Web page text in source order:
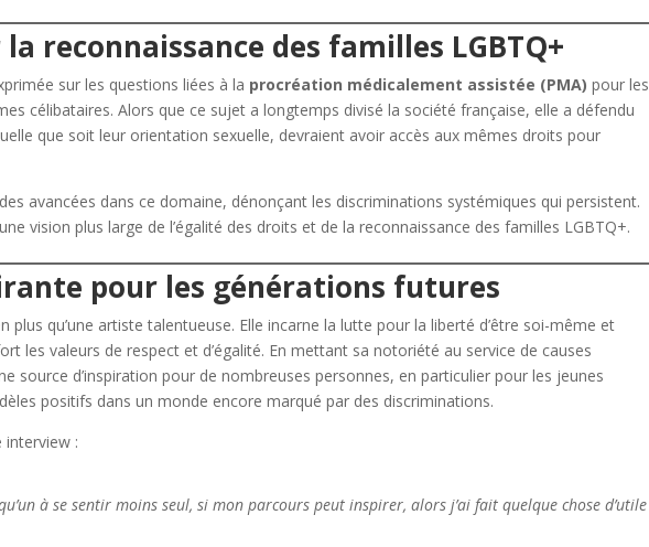
reconnaissance des familles LGBTQ+
sur les questions liées à la procréation médicalement assistée (PMA) pour les
célibataires. Alors que ce sujet a longtemps divisé la société française, elle a défendu
que soit leur orientation sexuelle, devraient avoir accès aux mêmes droits pour
avancées dans ce domaine, dénonçant les discriminations systémiques qui persistent.
vision plus large de l’égalité des droits et de la reconnaissance des familles LGBTQ+.
pour les générations futures
plus qu’une artiste talentueuse. Elle incarne la lutte pour la liberté d’être soi-même et
les valeurs de respect et d’égalité. En mettant sa notoriété au service de causes
source d’inspiration pour de nombreuses personnes, en particulier pour les jeunes
positifs dans un monde encore marqué par des discriminations.
interview :
à se sentir moins seul, si mon parcours peut inspirer, alors j’ai fait quelque chose d’utile